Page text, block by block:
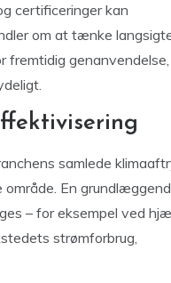
certificeringer kan
om at tænke
fremtidig
samlede
En
– for eksempel ved
strømforbrug,